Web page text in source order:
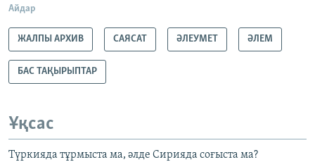
Айдар
ЖАЛПЫ АРХИВ САЯСАТ ӘЛЕУМЕТ ӘЛЕМ
БАС ТАҚЫРЫПТАР
Ұқсас
Түркияда тұрмыста ма, әлде Сирияда соғыста ма?